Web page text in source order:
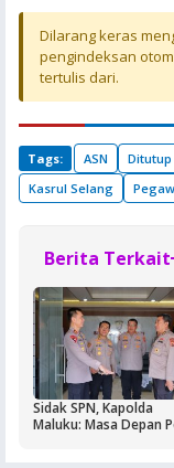
Dilarang keras
pengindeksan
tertulis dari.
Tags: ASN Ditutup
Kasrul Selang
Berita Terkait
Sidak SPN, Kapolda
Maluku: Masa Depan